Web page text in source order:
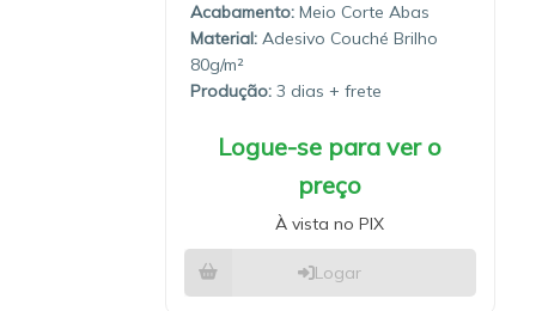
Meio Corte Abas
Material: Adesivo Couché Brilho
80g/m²
Produção: 3 dias
Logue-se para ver o
preço
À vista no PIX
Logar